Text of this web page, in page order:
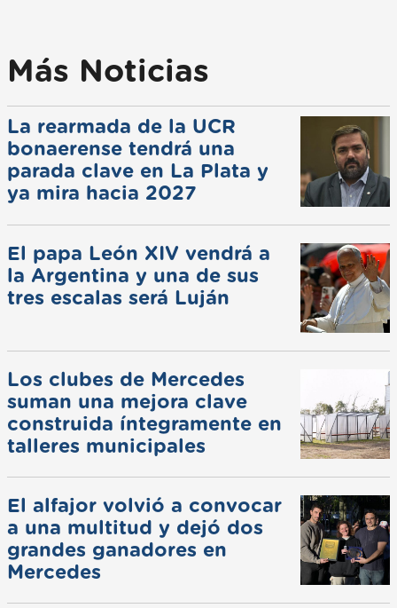
Más Noticias
La rearmada de la UCR
bonaerense tendrá una
parada clave en La Plata y
ya mira hacia 2027
El papa León XIV vendrá a
la Argentina y una de sus
tres escalas será Luján
Los clubes de Mercedes
suman una mejora clave
construida íntegramente en
talleres municipales
El alfajor volvió a convocar
a una multitud y dejó dos
grandes ganadores en
Mercedes